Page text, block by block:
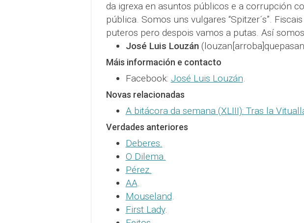
da igrexa en asuntos públicos e a corrupción
pública. Somos uns vulgares “Spitzer´s”.
puteros pero despois vamos a putas. Así
José Luis Louzán
Máis información e contacto
Facebook: José Luis Louzán.
Novas relacionadas
A bitácora da semana (XLIII): Tras la
Verdades anteriores
Deberes.
O Dilema.
Pérez.
AA.
Mouseland.
First Lady.